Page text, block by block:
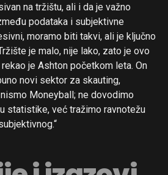
na tržištu, ali i da je važno
podataka i subjektivne
moramo biti takvi, ali je ključno
je malo, nije lako, zato je ovo
je Ashton početkom leta. On
novi sektor za skauting,
Moneyball; ne dovodimo
statistike, već tražimo ravnotežu